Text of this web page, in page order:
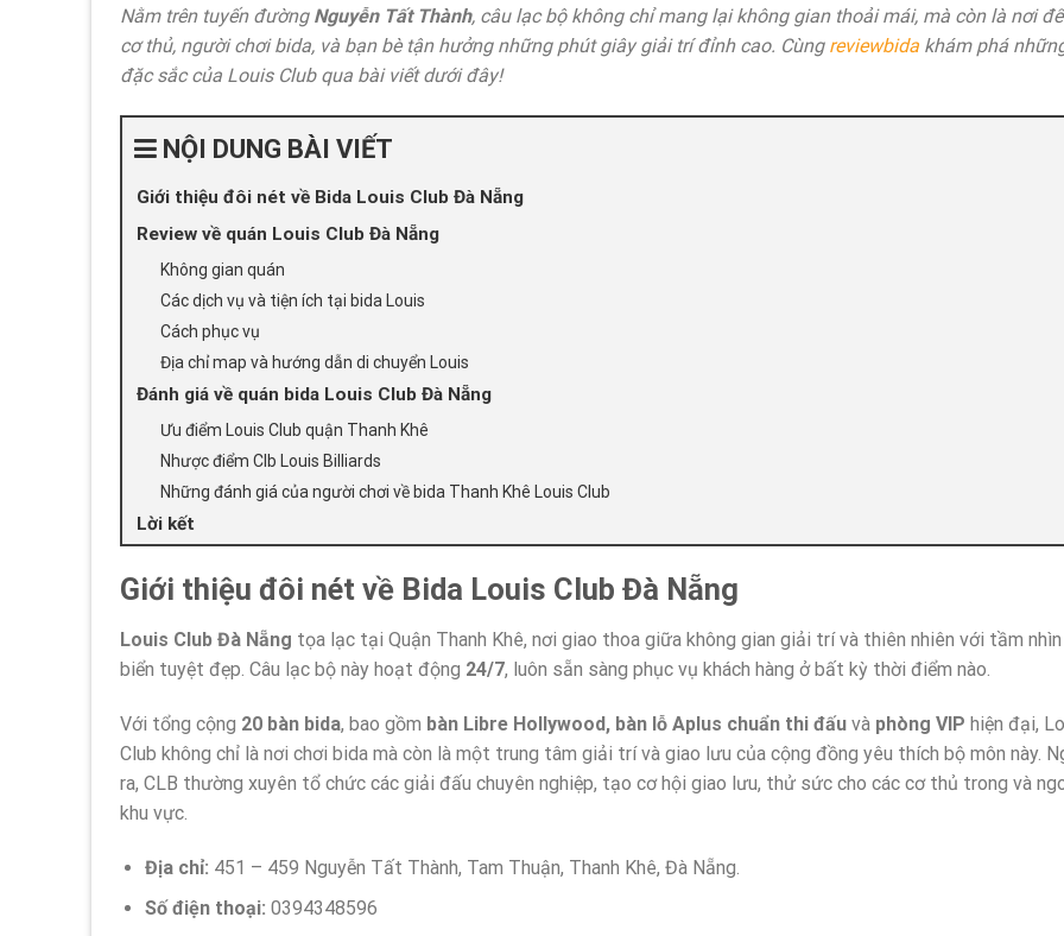
Nằm trên tuyến đường Nguyễn Tất Thành, câu lạc bộ không chỉ mang lại không gian thoải mái, mà còn là nơi
cơ thủ, người chơi bida, và bạn bè tận hưởng những phút giây giải trí đỉnh cao. Cùng reviewbida khám phá
đặc sắc của Louis Club qua bài viết dưới đây!
NỘI DUNG BÀI VIẾT
Giới thiệu đôi nét về Bida Louis Club Đà Nẵng
Review về quán Louis Club Đà Nẵng
Không gian quán
Các dịch vụ và tiện ích tại bida Louis
Cách phục vụ
Địa chỉ map và hướng dẫn di chuyển Louis
Đánh giá về quán bida Louis Club Đà Nẵng
Ưu điểm Louis Club quận Thanh Khê
Nhược điểm Clb Louis Billiards
Những đánh giá của người chơi về bida Thanh Khê Louis Club
Lời kết
Giới thiệu đôi nét về Bida Louis Club Đà Nẵng
Louis Club Đà Nẵng tọa lạc tại Quận Thanh Khê, nơi giao thoa giữa không gian giải trí và thiên nhiên với tầm nhìn
biển tuyệt đẹp. Câu lạc bộ này hoạt động 24/7, luôn sẵn sàng phục vụ khách hàng ở bất kỳ thời điểm nào.
Với tổng cộng 20 bàn bida, bao gồm bàn Libre Hollywood, bàn lỗ Aplus chuẩn thi đấu và phòng VIP hiện đại,
Club không chỉ là nơi chơi bida mà còn là một trung tâm giải trí và giao lưu của cộng đồng yêu thích bộ môn này.
ra, CLB thường xuyên tổ chức các giải đấu chuyên nghiệp, tạo cơ hội giao lưu, thử sức cho các cơ thủ trong và
khu vực.
Địa chỉ: 451 – 459 Nguyễn Tất Thành, Tam Thuận, Thanh Khê, Đà Nẵng.
Số điện thoại: 0394348596